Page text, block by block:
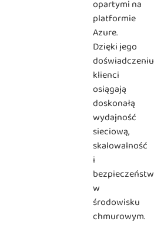
opartymi na
platformie
Azure.
Dzięki jego
klienci
osiągają
doskonałą
wydajność
sieciową,
skalowalność
i
w
środowisku
chmurowym.